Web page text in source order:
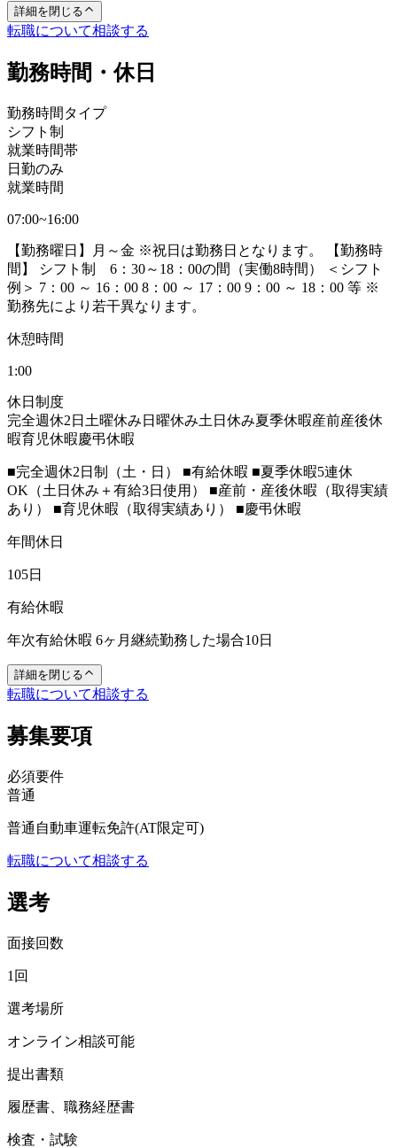
詳細を閉じる
転職について相談する
勤務時間・休日
勤務時間タイプ
シフト制
就業時間帯
日勤のみ
就業時間
07:00~16:00
【勤務曜日】月～金 ※祝日は勤務日となります。 【勤務時
間】 シフト制 6：30～18：00の間（実働8時間） ＜シフト
例＞ 7：00 ～ 16：00 8：00 ～ 17：00 9：00 ～ 18：00 等 ※
勤務先により若干異なります。
休憩時間
1:00
休日制度
完全週休2日 土曜休み 日曜休み土日休み夏季休暇産前産後休
暇育児休暇慶弔休暇
■完全週休2日制（土・日） ■有給休暇 ■夏季休暇5連休
OK（土日休み＋有給3日使用） ■産前・産後休暇（取得実績
あり） ■育児休暇（取得実績あり） ■慶弔休暇
年間休日
105日
有給休暇
年次有給休暇 6ヶ月継続勤務した場合10日
詳細を閉じる
転職について相談する
募集要項
必須要件
普通
普通自動車運転免許(AT限定可)
転職について相談する
選考
面接回数
1回
選考場所
オンライン相談可能
提出書類
履歴書、職務経歴書
検査・試験